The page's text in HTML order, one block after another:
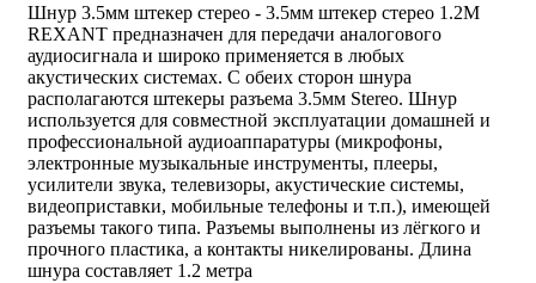
Шнур 3.5мм штекер стерео - 3.5мм штекер стерео 1.2М
REXANT предназначен для передачи аналогового
аудиосигнала и широко применяется в любых
акустических системах. С обеих сторон шнура
располагаются штекеры разъема 3.5мм Stereo. Шнур
используется для совместной эксплуатации домашней и
профессиональной аудиоаппаратуры (микрофоны,
электронные музыкальные инструменты, плееры,
усилители звука, телевизоры, акустические системы,
видеоприставки, мобильные телефоны и т.п.), имеющей
разъемы такого типа. Разъемы выполнены из лёгкого и
прочного пластика, а контакты никелированы. Длина
шнура составляет 1.2 метра